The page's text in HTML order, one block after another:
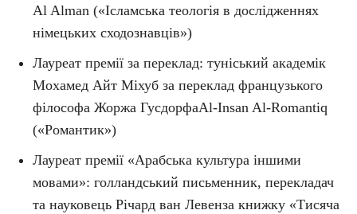
Al Alman («Ісламська теологія в дослідженнях
німецьких сходознавців»)
Лауреат премії за переклад: туніський академік
Мохамед Айт Міхуб за переклад французького
філософа Жоржа ГусдорфаAl-Insan Al-Romantiq
(«Романтик»)
Лауреат премії «Арабська культура іншими
мовами»: голландський письменник, перекладач
та науковець Річард ван Левенза книжку «Тисяча